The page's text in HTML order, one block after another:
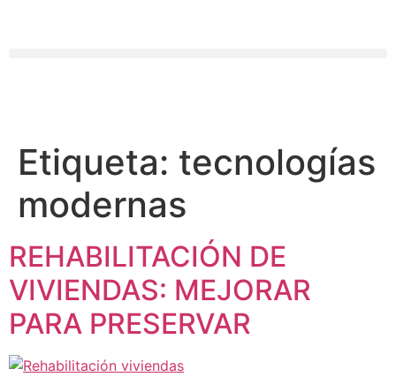
Etiqueta: tecnologías
modernas
REHABILITACIÓN DE
VIVIENDAS: MEJORAR
PARA PRESERVAR